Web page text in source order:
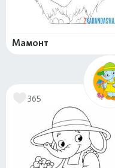
Мамонт
365